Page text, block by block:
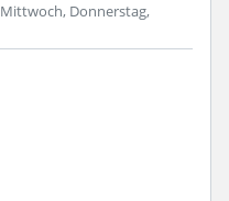
Donnerstag,